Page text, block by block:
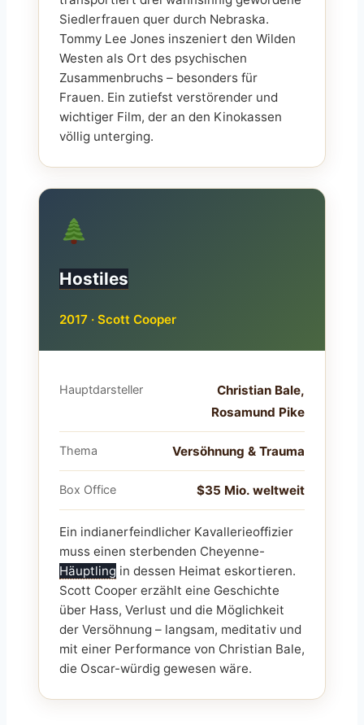
Siedlerfrauen quer durch Nebraska.
Tommy Lee Jones inszeniert den Wilden
Westen als Ort des psychischen
Zusammenbruchs – besonders für
Frauen. Ein zutiefst verstörender und
wichtiger Film, der an den Kinokassen
völlig unterging.
Hostiles
2017 · Scott Cooper
Hauptdarsteller
Christian Bale,
Rosamund Pike
Thema Versöhnung & Trauma
Box Office $35 Mio. weltweit
Ein indianerfeindlicher Kavallerieoffizier
muss einen sterbenden Cheyenne-
Häuptling in dessen Heimat eskortieren.
Scott Cooper erzählt eine Geschichte
über Hass, Verlust und die Möglichkeit
der Versöhnung – langsam, meditativ und
mit einer Performance von Christian Bale,
die Oscar-würdig gewesen wäre.